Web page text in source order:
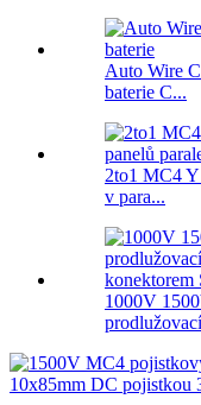
Auto Wire
baterie C...
2to1 MC4
v para...
1000V